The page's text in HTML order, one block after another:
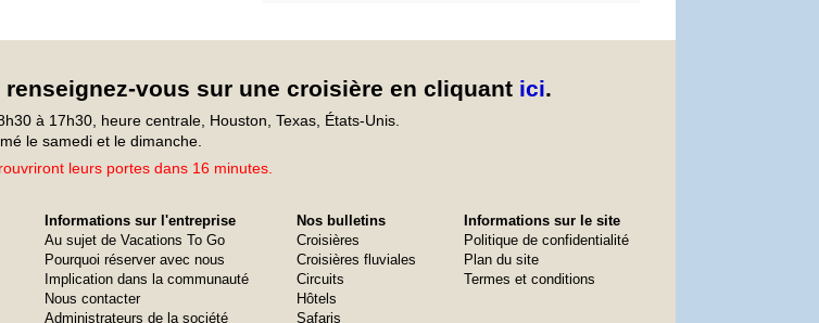
renseignez-vous sur une croisière en cliquant ici.
à 17h30, heure centrale, Houston, Texas, États-Unis.
le samedi et le dimanche.
leurs portes dans 16 minutes.
Informations sur l'entreprise
Au sujet de Vacations To Go
Pourquoi réserver avec nous
Implication dans la communauté
Nous contacter
Administrateurs de la société
Nos bulletins
Croisières
Croisières fluviales
Circuits
Hôtels
Safaris
Informations sur le site
Politique de confidentialité
Plan du site
Termes et conditions